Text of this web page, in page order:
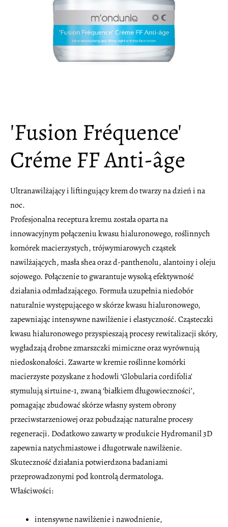
'Fusion Fréquence'
Créme FF Anti-âge
Ultranawilżający i liftingujący krem do twarzy na dzień i na
noc.
Profesjonalna receptura kremu została oparta na
innowacyjnym połączeniu kwasu hialuronowego, roślinnych
komórek macierzystych, trójwymiarowych cząstek
nawilżających, masła shea oraz d-panthenolu, alantoiny i oleju
sojowego. Połączenie to gwarantuje wysoką efektywność
działania odmładzającego. Formuła uzupełnia niedobór
naturalnie występującego w skórze kwasu hialuronowego,
zapewniając intensywne nawilżenie i elastyczność. Cząsteczki
kwasu hialuronowego przyspieszają procesy rewitalizacji skóry,
wygładzają drobne zmarszczki mimiczne oraz wyrównują
niedoskonałości. Zawarte w kremie roślinne komórki
macierzyste pozyskane z hodowli ‘Globularia cordifolia’
stymulują sirtuine-1, zwaną ‘białkiem długowieczności’,
pomagając zbudować skórze własny system obrony
przeciwstarzeniowej oraz pobudzając naturalne procesy
regeneracji. Dodatkowo zawarty w produkcie Hydromanil 3D
zapewnia natychmiastowe i długotrwałe nawilżenie.
Skuteczność działania potwierdzona badaniami
przeprowadzonymi pod kontrolą dermatologa.
Właściwości:
intensywne nawilżenie i nawodnienie,